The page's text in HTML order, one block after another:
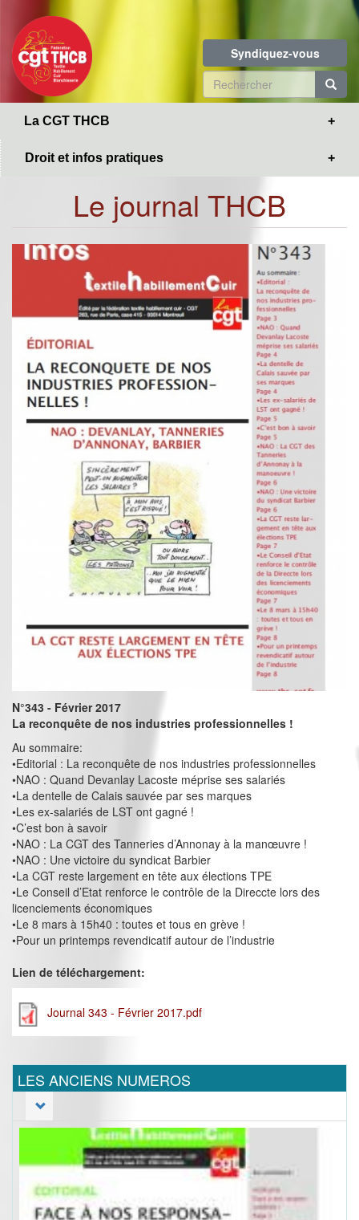
contenu
principal
Syndiquez-vous
Formulaire
de
La CGT THCB
Droit et infos pratiques
Le journal THCB
N°343 - Février 2017
La reconquête de nos industries professionnelles !
Au sommaire:
•Editorial : La reconquête de nos industries professionnelles
•NAO : Quand Devanlay Lacoste méprise ses salariés
•La dentelle de Calais sauvée par ses marques
•Les ex-salariés de LST ont gagné !
•C’est bon à savoir
•NAO : La CGT des Tanneries d’Annonay à la manœuvre !
•NAO : Une victoire du syndicat Barbier
•La CGT reste largement en tête aux élections TPE
•Le Conseil d’Etat renforce le contrôle de la Direccte lors des
licenciements économiques
•Le 8 mars à 15h40 : toutes et tous en grève !
•Pour un printemps revendicatif autour de l’industrie
Lien de téléchargement:
Journal 343 - Février 2017.pdf
LES ANCIENS NUMEROS